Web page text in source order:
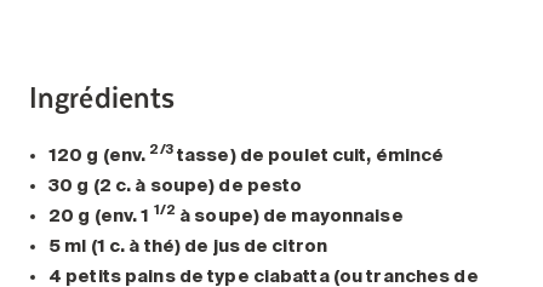
Ingrédients
120 g (env. 2/3tasse) de poulet cuit, émincé
30 g (2 c. à soupe) de pesto
20 g (env. 1 1/2 à soupe) de mayonnaise
5 ml (1 c. à thé) de jus de citron
4 petits pains de type ciabatta (ou tranches de